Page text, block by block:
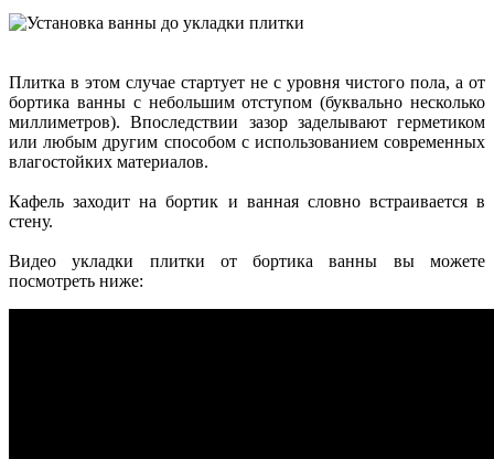
Плитка в этом случае стартует не с уровня чистого пола, а от
бортика ванны с небольшим отступом (буквально несколько
миллиметров). Впоследствии зазор заделывают герметиком
или любым другим способом с использованием современных
влагостойких материалов.
Кафель заходит на бортик и ванная словно встраивается в
стену.
Видео укладки плитки от бортика ванны вы можете
посмотреть ниже: